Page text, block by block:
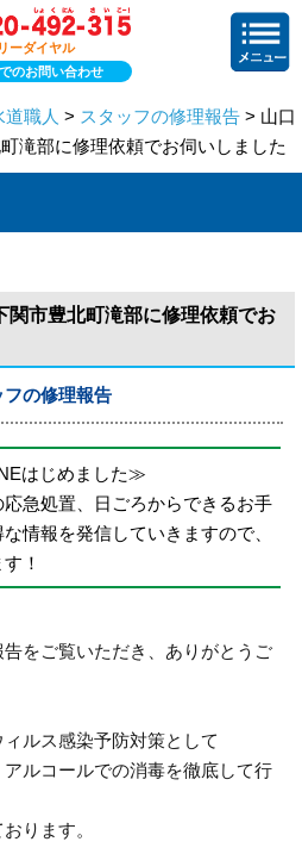
ーダイヤル
のお問い合わせ
職人 > スタッフの修理報告 > 山口
滝部に修理依頼でお伺いしました
関市豊北町滝部に修理依頼でお
フの修理報告
はじめました≫
急処置、日ごろからできるお手
情報を発信していきますので、
！
をご覧いただき、ありがとうご
ルス感染予防対策として
ルコールでの消毒を徹底して行
ります。